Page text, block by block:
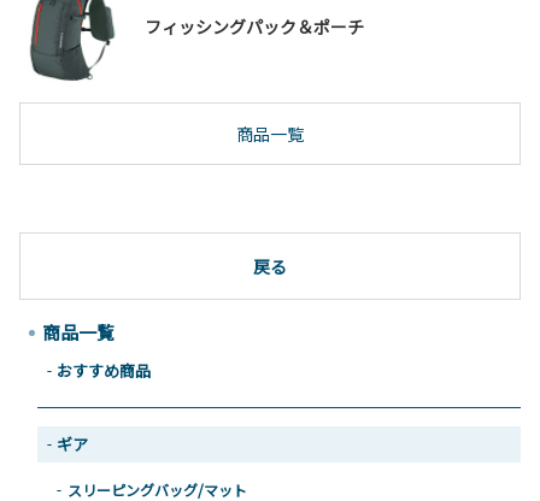
フィッシングパック＆ポーチ
商品一覧
戻る
商品一覧
おすすめ商品
ギア
スリーピングバッグ/マット